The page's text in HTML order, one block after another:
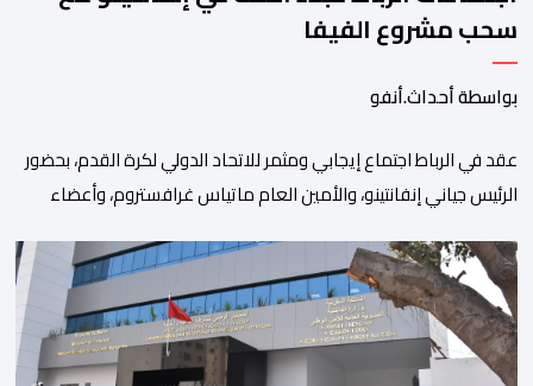
سحب مشروع الفيفا
بواسطة أحداث.أنفو
عقد في الرباط اجتماع إيجابي ومثمر للاتحاد الدولي لكرة القدم، بحضور
الرئيس جياني إنفانتينو، والأمين العام ماتياس غرافستروم، وأعضاء
العمل الداخلي. ​وشهد اللقاء تجديد الثقة المتبادلة بين القيادة التنفيذية
للاتحاد، حيث أكد المجتمعون دعمهم الكامل للرئيس إنفانتينو باعتباره
المسؤول الوحيد المباشر والمنتخب من قِبل 211 اتحادا […]